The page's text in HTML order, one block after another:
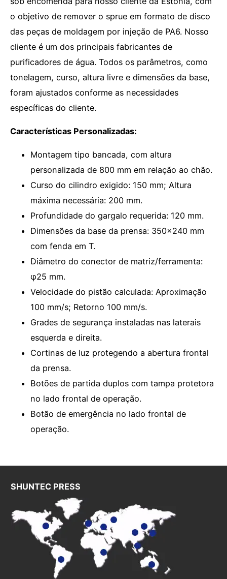
o objetivo de remover o sprue em formato de disco
das peças de moldagem por injeção de PA6. Nosso
cliente é um dos principais fabricantes de
purificadores de água. Todos os parâmetros, como
tonelagem, curso, altura livre e dimensões da base,
foram ajustados conforme as necessidades
específicas do cliente.
Características Personalizadas:
Montagem tipo bancada, com altura
personalizada de 800 mm em relação ao chão.
Curso do cilindro exigido: 150 mm; Altura
máxima necessária: 200 mm.
Profundidade do gargalo requerida: 120 mm.
Dimensões da base da prensa: 350×240 mm
com fenda em T.
Diâmetro do conector de matriz/ferramenta:
φ25 mm.
Velocidade do pistão calculada: Aproximação
100 mm/s; Retorno 100 mm/s.
Grades de segurança instaladas nas laterais
esquerda e direita.
Cortinas de luz protegendo a abertura frontal
da prensa.
Botões de partida duplos com tampa protetora
no lado frontal de operação.
Botão de emergência no lado frontal de
operação.
SHUNTEC PRESS